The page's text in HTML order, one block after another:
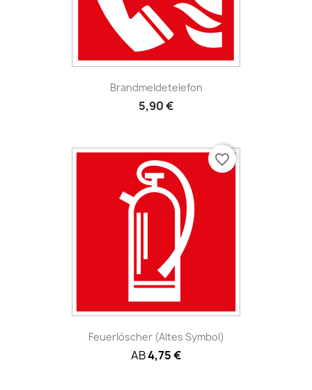
Brandmeldetelefon
5,90 €
Feuerlöscher (altes Symbol)
AB4,75 €
favorite_border